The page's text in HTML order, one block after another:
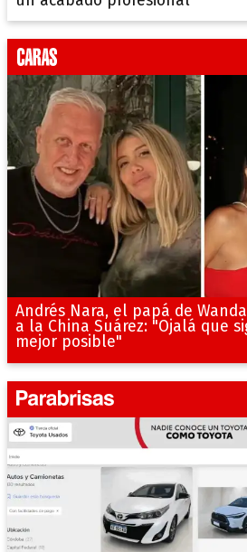
Andrés Nara, el papá de
a la China Suárez: "Ojalá que
mejor posible"